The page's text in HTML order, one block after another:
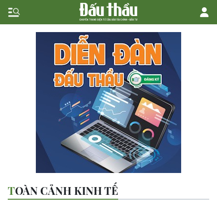
TOÀN CẢNH KINH TẾ